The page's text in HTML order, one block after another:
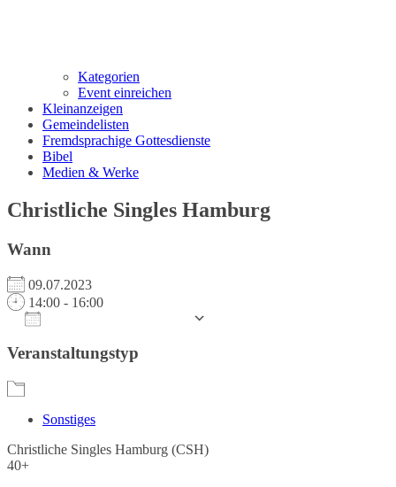
Kategorien
Event einreichen
Kleinanzeigen
Gemeindelisten
Fremdsprachige Gottesdienste
Bibel
Medien & Werke
Christliche Singles Hamburg
Wann
09.07.2023
14:00 - 16:00
Veranstaltungstyp
Sonstiges
Christliche Singles Hamburg (CSH)
40+